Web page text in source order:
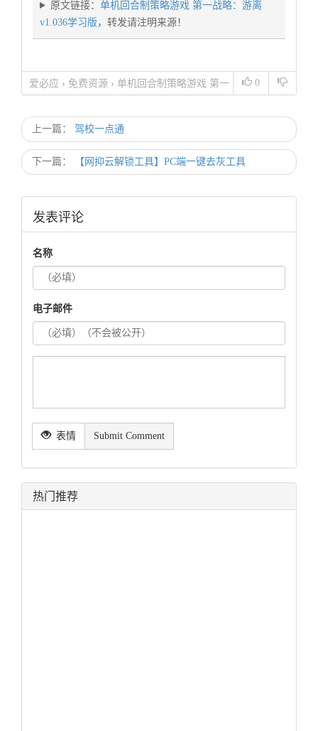
原文链接： 单机回合制策略游戏 第一战略：游离
v1.036学习版 ，转发请注明来源！
0
爱必应 › 免费资源 › 单机回合制策略游戏 第一
上一篇： 驾校一点通
下一篇： 【网抑云解锁工具】PC端一键去灰工具
发表评论
名称
电子邮件
表情 Submit Comment
热门推荐